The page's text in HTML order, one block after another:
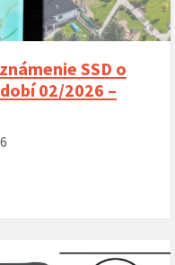
SSD o
02/2026 –